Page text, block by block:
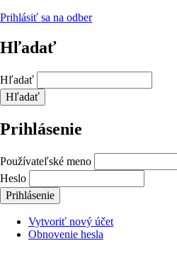
Prihlásiť sa na odber
Hľadať
Hľadať
Prihlásenie
Používateľské meno
Heslo
Vytvoriť nový účet
Obnovenie hesla